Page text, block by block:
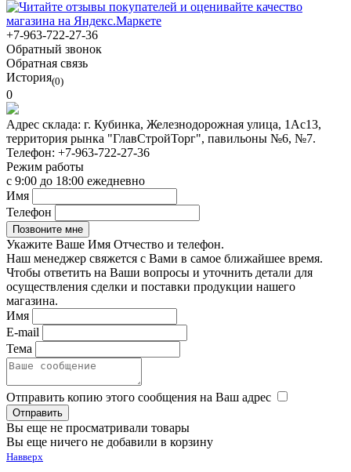
+7-963-722-27-36
Обратный звонок
Обратная связь
История(0)
0
Адрес склада: г. Кубинка, Железнодорожная улица, 1Ас13,
территория рынка "ГлавСтройТорг", павильоны №6, №7.
Телефон: +7-963-722-27-36
Режим работы
с 9:00 до 18:00 ежедневно
Имя
Телефон
Укажите Ваше Имя Отчество и телефон.
Наш менеджер свяжется с Вами в самое ближайшее время.
Чтобы ответить на Ваши вопросы и уточнить детали для
осуществления сделки и поставки продукции нашего
магазина.
Имя
E-mail
Тема
Отправить копию этого сообщения на Ваш адрес
Вы еще не просматривали товары
Вы еще ничего не добавили в корзину
Навверх